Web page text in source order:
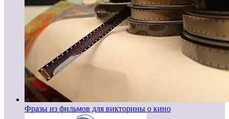
Фразы из фильмов для викторины о кино